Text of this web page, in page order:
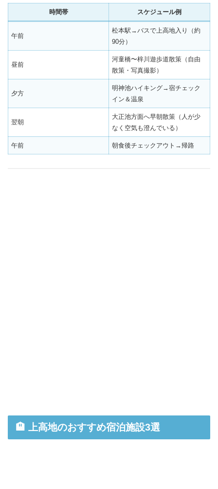
時間帯 スケジュール例
午前
松本駅→バスで上高地入り（約
90分）
昼前
河童橋〜梓川遊歩道散策（自由
散策・写真撮影）
夕方
明神池ハイキング→宿チェック
イン＆温泉
翌朝
大正池方面へ早朝散策（人が少
なく空気も澄んでいる）
午前 朝食後チェックアウト→帰路
🏨 上高地のおすすめ宿泊施設3選